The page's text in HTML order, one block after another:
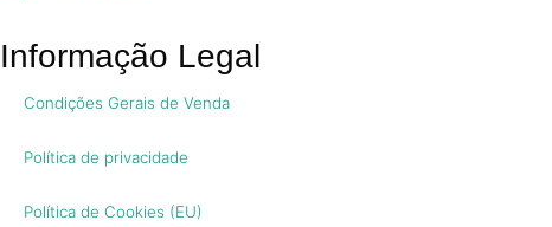
Informação Legal
Condições Gerais de Venda
Política de privacidade
Política de Cookies (EU)